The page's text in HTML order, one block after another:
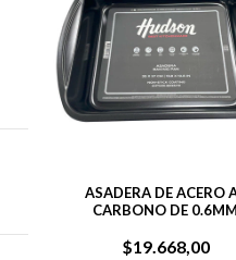
ASADERA DE ACERO
CARBONO DE 0.6MM
$19.668,00